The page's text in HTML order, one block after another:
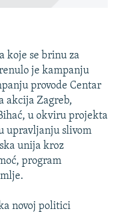
koje se brinu za
je kampanju
provode Centar
akcija Zagreb,
u okviru projekta
upravljanju slivom
unija kroz
program
novoj politici